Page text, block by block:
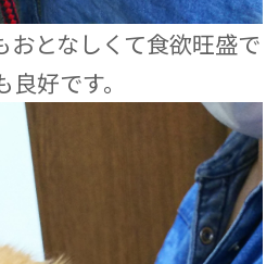
おとなしくて食欲旺盛で
好です。